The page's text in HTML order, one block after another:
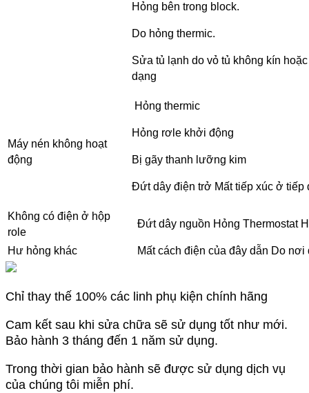
Hỏng bên trong block.
Do hỏng thermic.
Sửa tủ lạnh do vỏ tủ không kín
dạng
Máy nén không hoạt
động
Hỏng thermic
Hỏng rơle khởi động
Bị gãy thanh lưỡng kim
Đứt dây điện trở Mất tiếp xúc ở tiếp
Không có điện ở hộp
role
Đứt dây nguồn Hỏng Thermostat
Hư hỏng khác Mất cách điện của đây dẫn Do nơi
Chỉ thay thế 100% các linh phụ kiện chính hãng
Cam kết sau khi sửa chữa sẽ sử dụng tốt như mới.
Bảo hành 3 tháng đến 1 năm sử dụng.
Trong thời gian bảo hành sẽ được sử dụng dịch vụ
của chúng tôi miễn phí.